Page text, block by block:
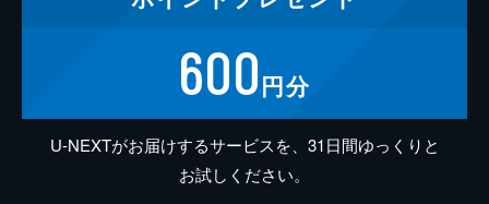
600円分
U-NEXTがお届けするサービスを、31日間ゆっくりと
お試しください。